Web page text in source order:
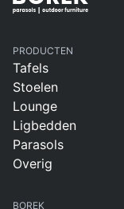
PRODUCTEN
Tafels
Stoelen
Lounge
Ligbedden
Parasols
Overig
BOREK